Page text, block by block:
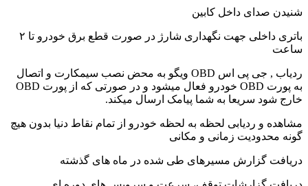
شنیدن صدای داخل کابین
باتری داخلی جهت نگهداری شارژ در صورت قطع برق خودرو تا ۲
ساعت
ردیاب , جی پی اس OBD ویگو به محض نصب سیمکارت و اتصال
به پورت OBD خودرو فعال میشود و در صورتی که از پورت OBD
خارج شود سریعا به شما پیامک ارسال میکند.
مشاهده و ردیابی لحظه به لحظه خودرو از تمام نقاط دنیا بدون هیچ
گونه محدودیت زمانی و مکانی
دریافت گزارش مسیرهای طی شده در ماه های گذشته